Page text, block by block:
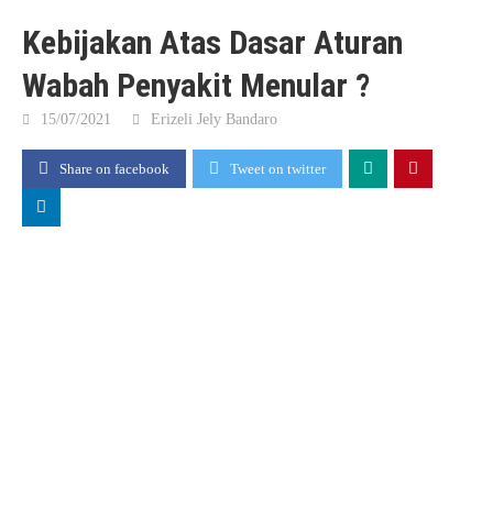
Kebijakan Atas Dasar Aturan
Wabah Penyakit Menular ?
15/07/2021 Erizeli Jely Bandaro
Share on facebook Tweet on twitter